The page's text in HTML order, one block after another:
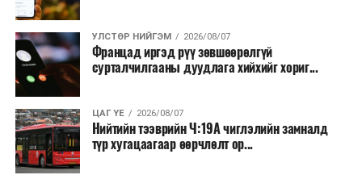
УЛСТӨР НИЙГЭМ 2026/08/07
Францад иргэд рүү зөвшөөрөлгүй
сурталчилгааны дуудлага хийхийг хориг...
ЦАГ ҮЕ 2026/08/07
Нийтийн тээврийн Ч:19А чиглэлийн замналд
түр хугацаагаар өөрчлөлт ор...